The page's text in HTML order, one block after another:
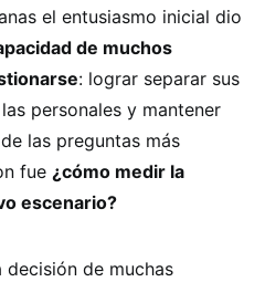
el entusiasmo inicial dio
de muchos
: lograr separar sus
personales y mantener
las preguntas más
fue ¿cómo medir la
escenario?
de muchas